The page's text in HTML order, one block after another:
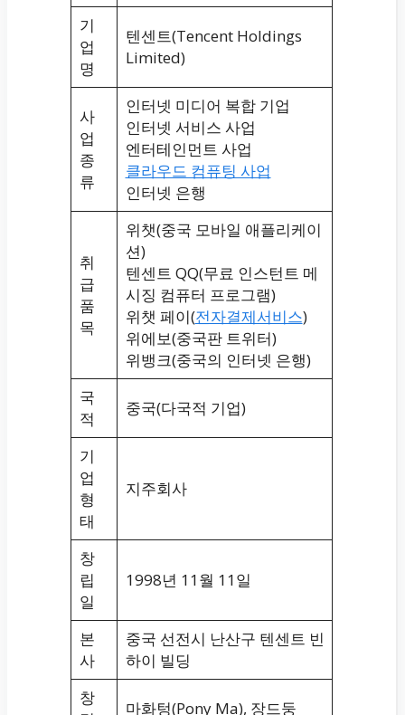
기
업
명
텐센트(Tencent Holdings
Limited)
사
업
종
류
인터넷 미디어 복합 기업
인터넷 서비스 사업
엔터테인먼트 사업
클라우드 컴퓨팅 사업
인터넷 은행
취
급
품
목
위챗(중국 모바일 애플리케이
션)
텐센트 QQ(무료 인스턴트 메
시징 컴퓨터 프로그램)
위챗 페이(전자결제서비스)
위에보(중국판 트위터)
위뱅크(중국의 인터넷 은행)
국
적
중국(다국적 기업)
기
업
형
태
지주회사
창
립
일
1998년 11월 11일
본
사
중국 선전시 난산구 텐센트 빈
하이 빌딩
창
마화텅(Pony Ma), 장드둥